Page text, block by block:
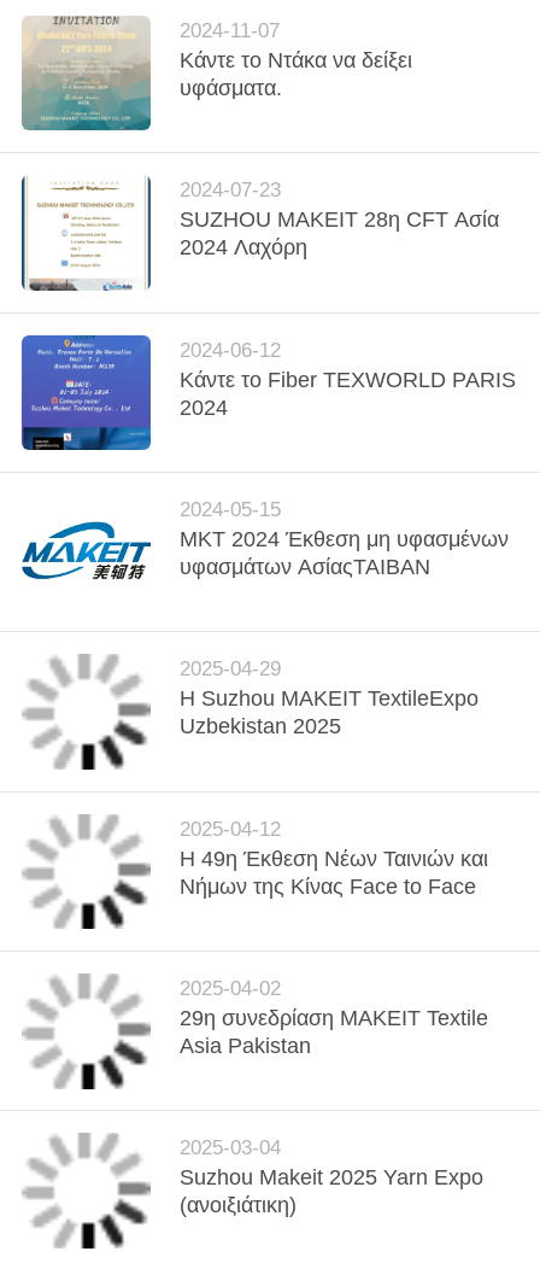
ΑΠΌΣΠΑΣΜΑ
SITEMAP
PRIVACY
POLICY
2024-11-07
Κάντε το Ντάκα να δείξει
υφάσματα.
2024-07-23
SUZHOU MAKEIT 28η CFT Ασία
2024 Λαχόρη
2024-06-12
Κάντε το Fiber TEXWORLD PARIS
2024
2024-05-15
MKT 2024 Έκθεση μη υφασμένων
υφασμάτων ΑσίαςΤΑΙΒΑΝ
2025-04-29
Η Suzhou MAKEIT TextileExpo
Uzbekistan 2025
2025-04-12
Η 49η Έκθεση Νέων Ταινιών και
Νήμων της Κίνας Face to Face
2025-04-02
29η συνεδρίαση MAKEIT Textile
Asia Pakistan
2025-03-04
Suzhou Makeit 2025 Yarn Expo
(ανοιξιάτικη)